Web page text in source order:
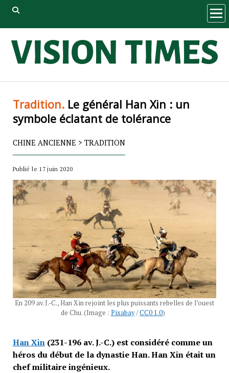
Tradition.Le général Han Xin : un
symbole éclatant de tolérance
CHINE ANCIENNE > TRADITION
Publié le 17 juin 2020
En 209 av. J.-C., Han Xin rejoint les plus puissants rebelles de l’ouest
de Chu. (Image : Pixabay/CC0 1.0)
Han Xin(231-196 av. J.-C.) est considéré comme un
héros du début de la dynastie Han. Han Xin était un
chef militaire ingénieux.